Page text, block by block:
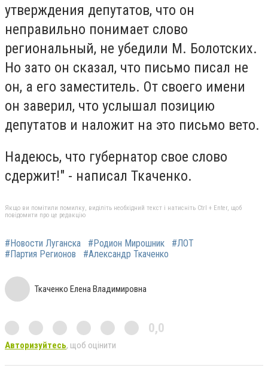
утверждения депутатов, что он
неправильно понимает слово
региональный, не убедили М. Болотских.
Но зато он сказал, что письмо писал не
он, а его заместитель. От своего имени
он заверил, что услышал позицию
депутатов и наложит на это письмо вето.
Надеюсь, что губернатор свое слово
сдержит!" - написал Ткаченко.
Якщо ви помітили помилку, виділіть необхідний текст і натисніть Ctrl + Enter, щоб
повідомити про це редакцію
#Новости Луганска #Родион Мирошник
#ЛОТ
#Партия Регионов
#Александр Ткаченко
Ткаченко Елена Владимировна
0,0
Авторизуйтесь, щоб оцінити